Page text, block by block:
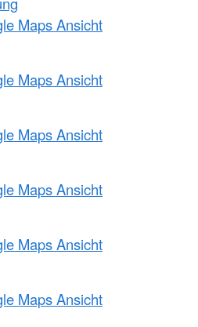
Maps Ansicht
Maps Ansicht
Maps Ansicht
Maps Ansicht
Maps Ansicht
Maps Ansicht